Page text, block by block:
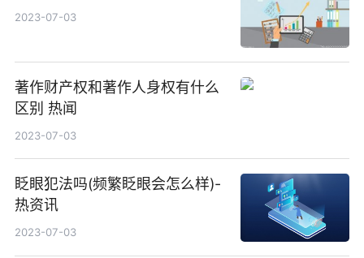
2023-07-03
著作财产权和著作人身权有什么
区别 热闻
2023-07-03
眨眼犯法吗(频繁眨眼会怎么样)-
热资讯
2023-07-03